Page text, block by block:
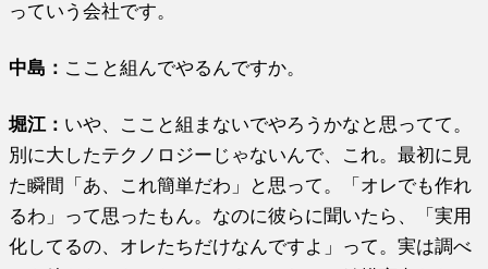
っていう会社です。
中島： ここと組んでやるんですか。
堀江 ： いや、ここと組まないでやろうかなと思ってて。
別に大したテクノロジーじゃないんで、これ。最初に見
た瞬間「あ、これ簡単だわ」と思って。「オレでも作れ
るわ」って思ったもん。なのに彼らに聞いたら、「実用
化してるの、オレたちだけなんですよ」って。実は調べ